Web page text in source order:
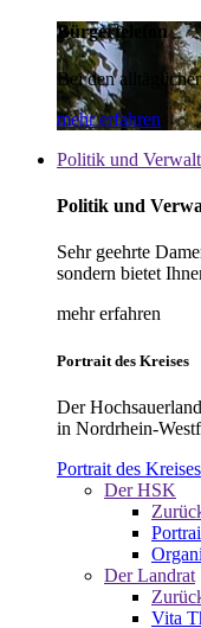
Bürgertelefon
Bei den
mehr erfahren
Politik und
Politik und
Sehr geehrte
sondern bietet
mehr erfahren
Portrait des Kreises
Der
in Nordrhein-
Portrait des Kreises
Der HSK
Der Landrat
Vita